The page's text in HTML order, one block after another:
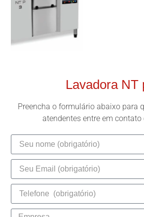
Lavadora NT
Preencha o formulário abaixo para
atendentes entre em contato